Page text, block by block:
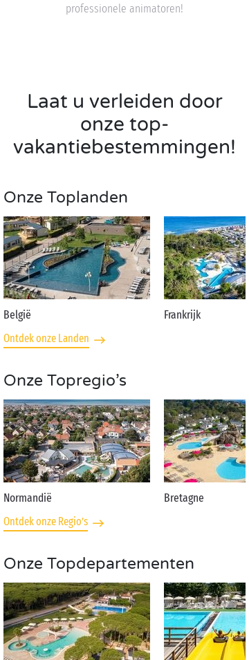
professionele animatoren!
Laat u verleiden door
onze top-
vakantiebestemmingen!
Onze Toplanden
België Frankrijk
Ontdek onze Landen
Onze Topregio’s
Normandië Bretagne
Ontdek onze Regio’s
Onze Topdepartementen